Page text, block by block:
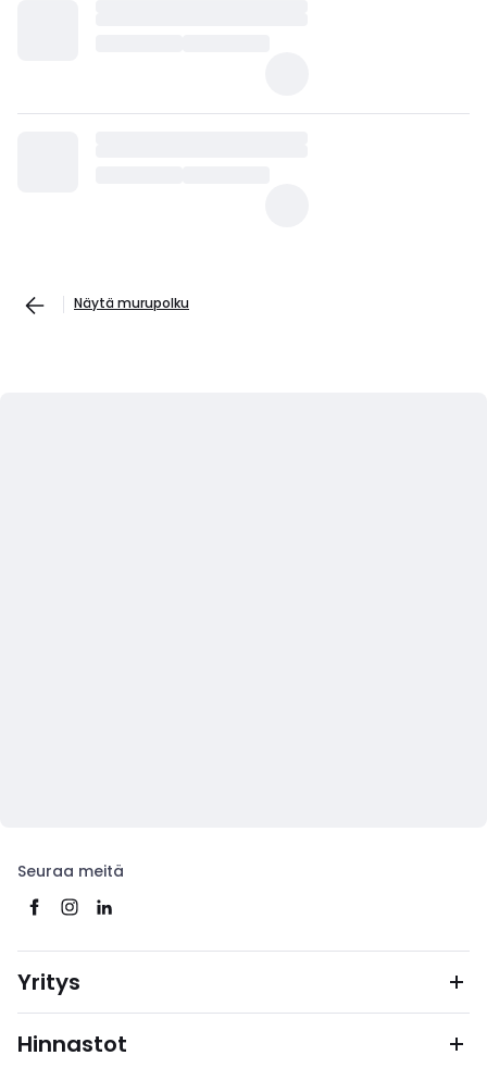
Näytä murupolku
Seuraa meitä
Yritys
Hinnastot